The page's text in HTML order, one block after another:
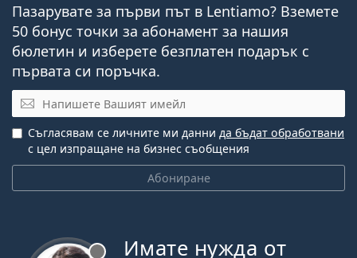
Пазарувате за първи път в Lentiamo? Вземете
50 бонус точки за абонамент за нашия
бюлетин и изберете безплатен подарък с
първата си поръчка.
Имейл
Абониране
Съгласявам се личните ми данни да бъдат обработвани
с цел изпращане на бизнес съобщения
Имате нужда от